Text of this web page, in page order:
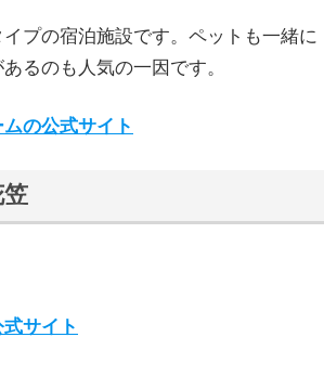
プの宿泊施設です。ペットも一緒に
るのも人気の一因です。
の公式サイト
サイト